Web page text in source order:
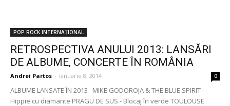
POP ROCK INTERNAȚIONAL
RETROSPECTIVA ANULUI 2013: LANSĂRI
DE ALBUME, CONCERTE ÎN ROMÂNIA
Andrei Partos - ianuarie 8, 2014 0
ALBUME LANSATE ÎN 2013 MIKE GODOROJA & THE BLUE SPIRIT -
Hippie cu diamante PRAGU DE SUS - Blocaj în verde TOULOUSE